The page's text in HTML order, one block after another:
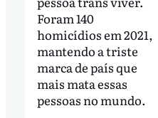
Foram 140
homicídios em 2021,
mantendo a triste
marca de país que
mais mata essas
pessoas no mundo.